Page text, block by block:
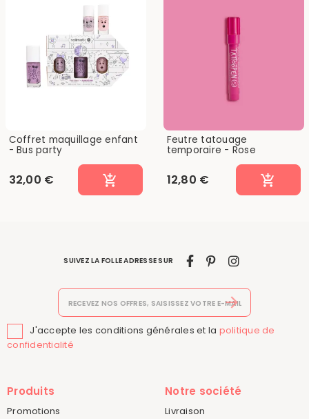
Coffret maquillage enfant
- Bus party
32,00 €
Feutre tatouage
temporaire - Rose
12,80 €
J'accepte les conditions générales et la politique de
confidentialité
SUIVEZ LA FOLLE ADRESSE SUR
Produits
Promotions
Notre société
Livraison